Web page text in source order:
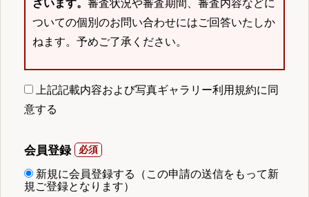
ざいます。 審査状況や審査期間、審査内容などに
ついての個別のお問い合わせにはご回答いたしか
ねます。予めご了承ください。
上記記載内容および写真ギャラリー利用規約に同
意する
会員登録
新規に会員登録する（この申請の送信をもって新
規ご登録となります）